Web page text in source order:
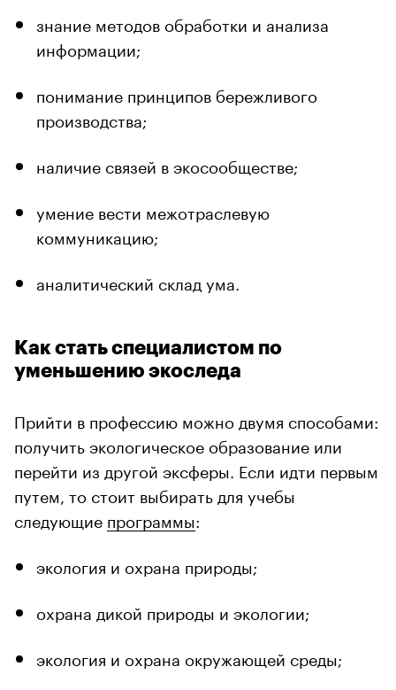
знание методов обработки и анализа
информации;
понимание принципов бережливого
производства;
наличие связей в экосообществе;
умение вести межотраслевую
коммуникацию;
аналитический склад ума.
Как стать специалистом по
уменьшению экоследа
Прийти в профессию можно двумя способами:
получить экологическое образование или
перейти из другой эксферы. Если идти первым
путем, то стоит выбирать для учебы
следующие программы:
экология и охрана природы;
охрана дикой природы и экологии;
экология и охрана окружающей среды;